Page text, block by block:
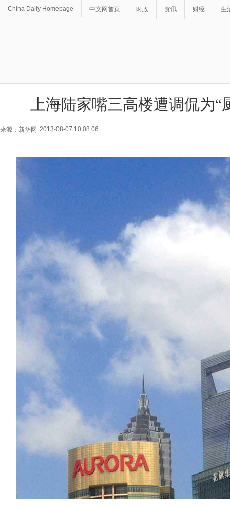
China Daily Homepage 中文网首页 时政 资讯 财经 生
上海陆家嘴三高楼遭调侃为“
来源：新华网 2013-08-07 10:08:06